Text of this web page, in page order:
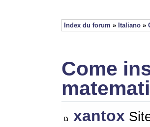
Index du forum » Italiano »
Come
xantox